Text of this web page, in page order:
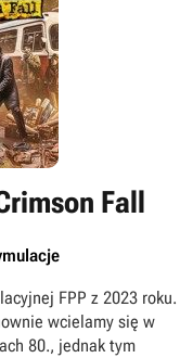
Fall
FPP z 2023 roku.
wcielamy się w
80., jednak tym